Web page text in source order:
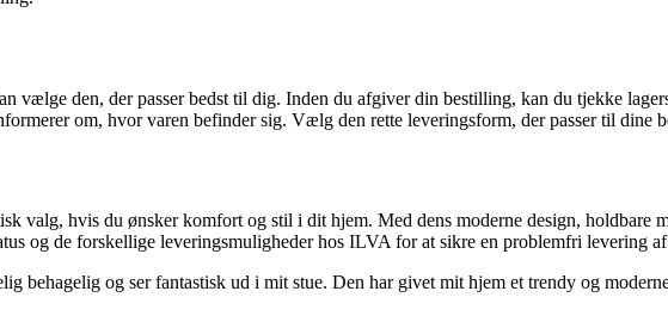
den, der passer bedst til dig. Inden du afgiver din bestilling, kan du tjekke
om, hvor varen befinder sig. Vælg den rette leveringsform, der passer til dine
valg, hvis du ønsker komfort og stil i dit hjem. Med dens moderne design, holdbare
og de forskellige leveringsmuligheder hos ILVA for at sikre en problemfri levering af
behagelig og ser fantastisk ud i mit stue. Den har givet mit hjem et trendy og